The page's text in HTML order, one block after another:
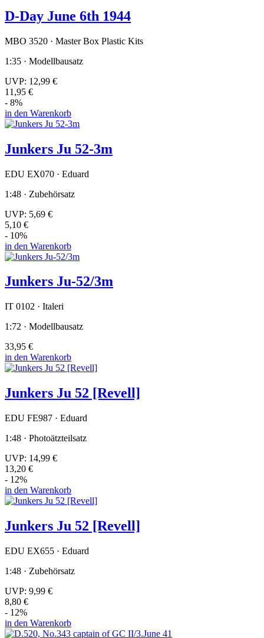
D-Day June 6th 1944
MBO 3520 · Master Box Plastic Kits
1:35 · Modellbausatz
UVP: 12,99 €
11,95 €
- 8%
in den Warenkorb
Junkers Ju 52-3m
EDU EX070 · Eduard
1:48 · Zubehörsatz
UVP: 5,69 €
5,10 €
- 10%
in den Warenkorb
Junkers Ju-52/3m
IT 0102 · Italeri
1:72 · Modellbausatz
33,95 €
in den Warenkorb
Junkers Ju 52 [Revell]
EDU FE987 · Eduard
1:48 · Photoätzteilsatz
UVP: 14,99 €
13,20 €
- 12%
in den Warenkorb
Junkers Ju 52 [Revell]
EDU EX655 · Eduard
1:48 · Zubehörsatz
UVP: 9,99 €
8,80 €
- 12%
in den Warenkorb